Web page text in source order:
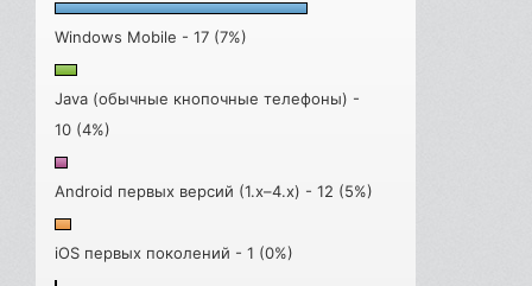
Windows Mobile - 17 (7%)
Java (обычные кнопочные телефоны) -
10 (4%)
Android первых версий (1.x–4.x) - 12 (5%)
iOS первых поколений - 1 (0%)